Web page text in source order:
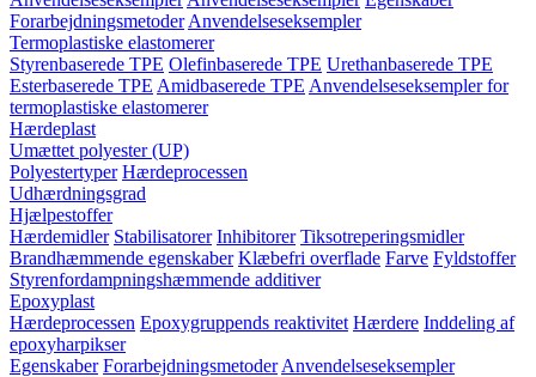
Forarbejdningsmetoder Anvendelseseksempler
Termoplastiske elastomerer
Styrenbaserede TPE Olefinbaserede TPE Urethanbaserede TPE
Esterbaserede TPE Amidbaserede TPE Anvendelseseksempler for
termoplastiske elastomerer
Hærdeplast
Umættet polyester (UP)
Polyestertyper Hærdeprocessen
Udhærdningsgrad
Hjælpestoffer
Hærdemidler Stabilisatorer Inhibitorer Tiksotreperingsmidler
Brandhæmmende egenskaber Klæbefri overflade Farve Fyldstoffer
Styrenfordampningshæmmende additiver
Epoxyplast
Hærdeprocessen Epoxygruppends reaktivitet Hærdere Inddeling af
epoxyharpikser
Egenskaber Forarbejdningsmetoder Anvendelseseksempler